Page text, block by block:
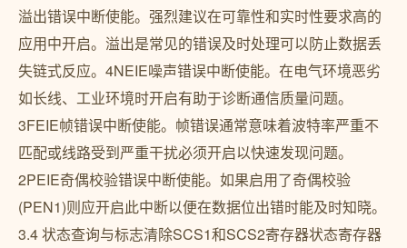
溢出错误中断使能。强烈建议在可靠性和实时性要求高的
应用中开启。溢出是常见的错误及时处理可以防止数据丢
失链式反应。4NEIE噪声错误中断使能。在电气环境恶劣
如长线、工业环境时开启有助于诊断通信质量问题。
3FEIE帧错误中断使能。帧错误通常意味着波特率严重不
匹配或线路受到严重干扰必须开启以快速发现问题。
2PEIE奇偶校验错误中断使能。如果启用了奇偶校验
(PEN1)则应开启此中断以便在数据位出错时能及时知晓。
3.4 状态查询与标志清除SCS1和SCS2寄存器状态寄存器